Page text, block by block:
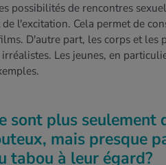
possibilités de rencontres
l'excitation. Cela permet de
D'autre part, les corps et les
Les jeunes, en
sont plus seulement
mais presque
tabou à leur égard?